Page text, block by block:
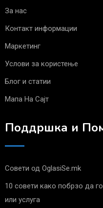
За нас
Контакт информации
Маркетинг
Услови за користење
Блог и статии
Мапа На Сајт
Поддршка и
Совети од OglasiSe.mk
10 совети како побрзо да
или услуга